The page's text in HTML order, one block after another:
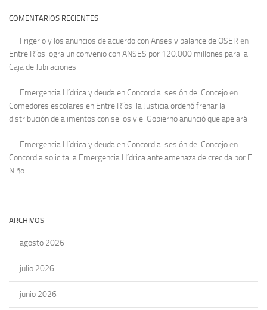
COMENTARIOS RECIENTES
Frigerio y los anuncios de acuerdo con Anses y balance de OSER en
Entre Ríos logra un convenio con ANSES por 120.000 millones para la
Caja de Jubilaciones
Emergencia Hídrica y deuda en Concordia: sesión del Concejo en
Comedores escolares en Entre Ríos: la Justicia ordenó frenar la
distribución de alimentos con sellos y el Gobierno anunció que apelará
Emergencia Hídrica y deuda en Concordia: sesión del Concejo en
Concordia solicita la Emergencia Hídrica ante amenaza de crecida por El
Niño
ARCHIVOS
agosto 2026
julio 2026
junio 2026